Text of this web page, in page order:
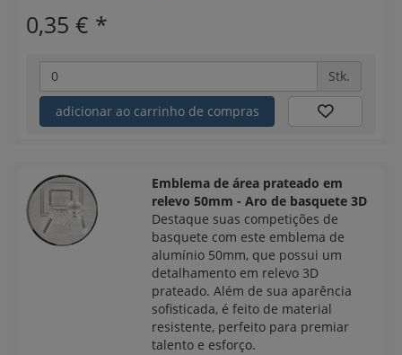
0,35 € *
Stk.
adicionar ao carrinho de compras
Emblema de área prateado em
relevo 50mm - Aro de basquete 3D
Destaque suas competições de
basquete com este emblema de
alumínio 50mm, que possui um
detalhamento em relevo 3D
prateado. Além de sua aparência
sofisticada, é feito de material
resistente, perfeito para premiar
talento e esforço.